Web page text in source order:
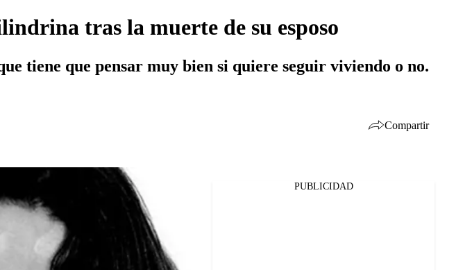
tras la muerte de su esposo
tiene que pensar muy bien si quiere seguir viviendo o no.
Compartir
PUBLICIDAD